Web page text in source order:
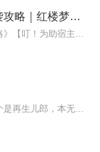
穿越红楼：黛玉直播间的逆袭攻略｜红楼梦｜穿越｜古言